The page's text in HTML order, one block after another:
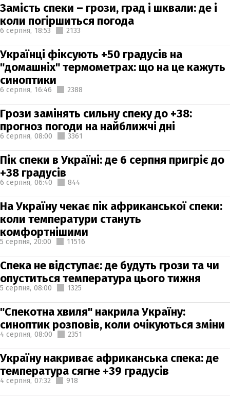
Замість спеки – грози, град і шквали: де і
коли погіршиться погода
6 серпня, 18:53 2133
Українці фіксують +50 градусів на
"домашніх" термометрах: що на це кажуть
синоптики
6 серпня, 16:46 2388
Грози замінять сильну спеку до +38:
прогноз погоди на найближчі дні
6 серпня, 08:00 3361
Пік спеки в Україні: де 6 серпня пригріє до
+38 градусів
6 серпня, 06:40 844
На Україну чекає пік африканської спеки:
коли температури стануть
комфортнішими
5 серпня, 20:00 11516
Спека не відступає: де будуть грози та чи
опуститься температура цього тижня
5 серпня, 08:00 1325
"Спекотна хвиля" накрила Україну:
синоптик розповів, коли очікуються зміни
4 серпня, 08:00 2351
Україну накриває африканська спека: де
температура сягне +39 градусів
4 серпня, 07:32 918